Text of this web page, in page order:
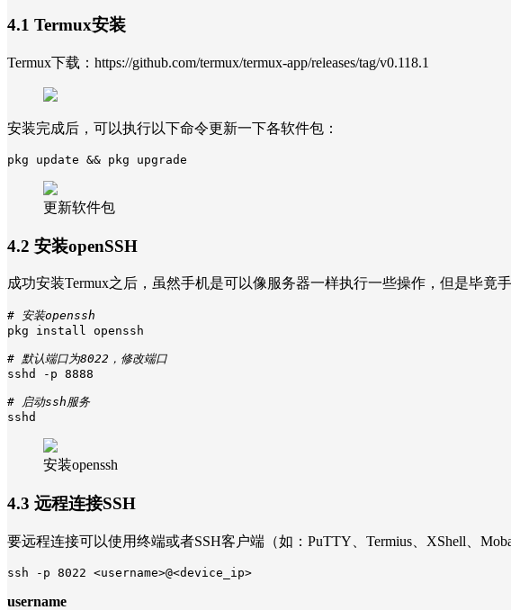
4.1 Termux安装
Termux下载：https://github.com/termux/termux-app/releases/tag/v0.118.1​
安装完成后，可以执行以下命令更新一下各软件包：
pkg update && pkg upgrade
更新软件包
4.2 安装openSSH
成功安装Termux之后，虽然手机是可以像服务器一样执行一些操作，但是毕竟
# 安装openssh
pkg install openssh
# 默认端口为8022，修改端口
sshd -p 8888
# 启动ssh服务
sshd
安装openssh
4.3 远程连接SSH
要远程连接可以使用终端或者SSH客户端（如：PuTTY、Termius、XShell、
ssh -p 8022 <username>@<device_ip>
username